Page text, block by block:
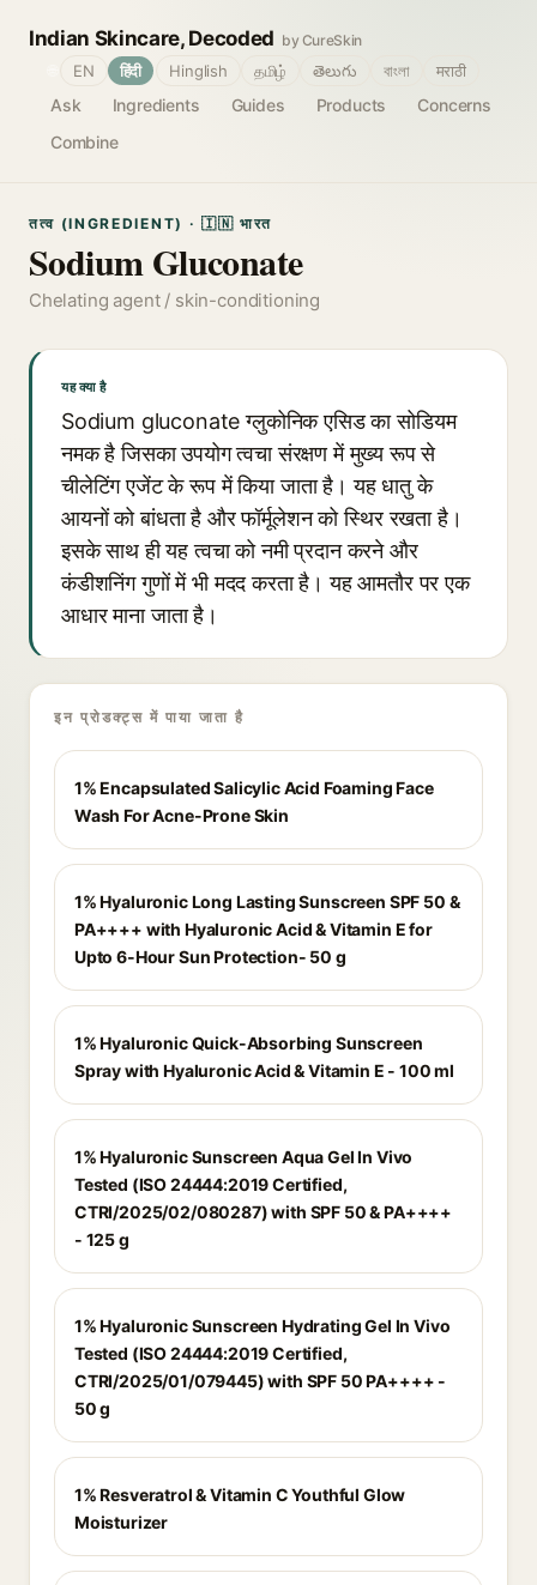
Indian Skincare, Decoded by CureSkin
Ask Ingredients Guides Products
Concerns
Combine
EN हिंदी Hinglish தமிழ் తెలుగు বাংলা मराठी
तत्व (INGREDIENT) · 🇮🇳 भारत
Sodium Gluconate
Chelating agent / skin-conditioning
यह क्या है
Sodium gluconate ग्लुकोनिक एसिड का सोडियम
नमक है जिसका उपयोग त्वचा संरक्षण में मुख्य रूप से
चीलेटिंग एजेंट के रूप में किया जाता है। यह धातु के
आयनों को बांधता है और फॉर्मूलेशन को स्थिर रखता है।
इसके साथ ही यह त्वचा को नमी प्रदान करने और
कंडीशनिंग गुणों में भी मदद करता है। यह आमतौर पर एक
आधार माना जाता है।
इन प्रोडक्ट्स में पाया जाता है
1% Encapsulated Salicylic Acid Foaming Face
Wash For Acne-Prone Skin
1% Hyaluronic Long Lasting Sunscreen SPF 50 &
PA++++ with Hyaluronic Acid & Vitamin E for
Upto 6-Hour Sun Protection- 50 g
1% Hyaluronic Quick-Absorbing Sunscreen
Spray with Hyaluronic Acid & Vitamin E - 100 ml
1% Hyaluronic Sunscreen Aqua Gel In Vivo
Tested (ISO 24444:2019 Certified,
CTRI/2025/02/080287) with SPF 50 & PA++++
- 125 g
1% Hyaluronic Sunscreen Hydrating Gel In Vivo
Tested (ISO 24444:2019 Certified,
CTRI/2025/01/079445) with SPF 50 PA++++ -
50 g
1% Resveratrol & Vitamin C Youthful Glow
Moisturizer